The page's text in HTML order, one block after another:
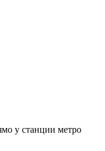
у станции метро